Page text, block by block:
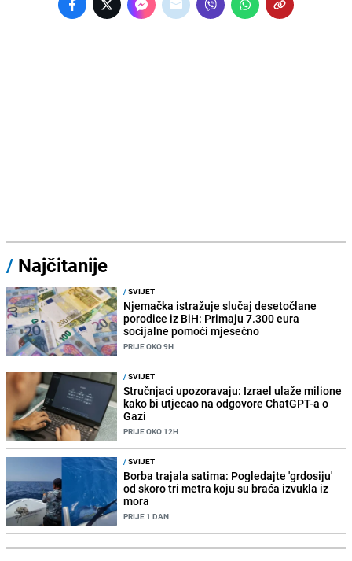
/ Najčitanije
/SVIJET
Njemačka istražuje slučaj desetočlane
porodice iz BiH: Primaju 7.300 eura
socijalne pomoći mjesečno
PRIJE OKO 9H
/SVIJET
Stručnjaci upozoravaju: Izrael ulaže milione
kako bi utjecao na odgovore ChatGPT-a o
Gazi
PRIJE OKO 12H
/SVIJET
Borba trajala satima: Pogledajte 'grdosiju'
od skoro tri metra koju su braća izvukla iz
mora
PRIJE 1 DAN